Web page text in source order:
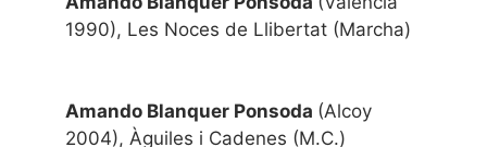
1990), Les Noces de Llibertat (Marcha)
Amando Blanquer Ponsoda (Alcoy
2004), Àguiles i Cadenes (M.C.)